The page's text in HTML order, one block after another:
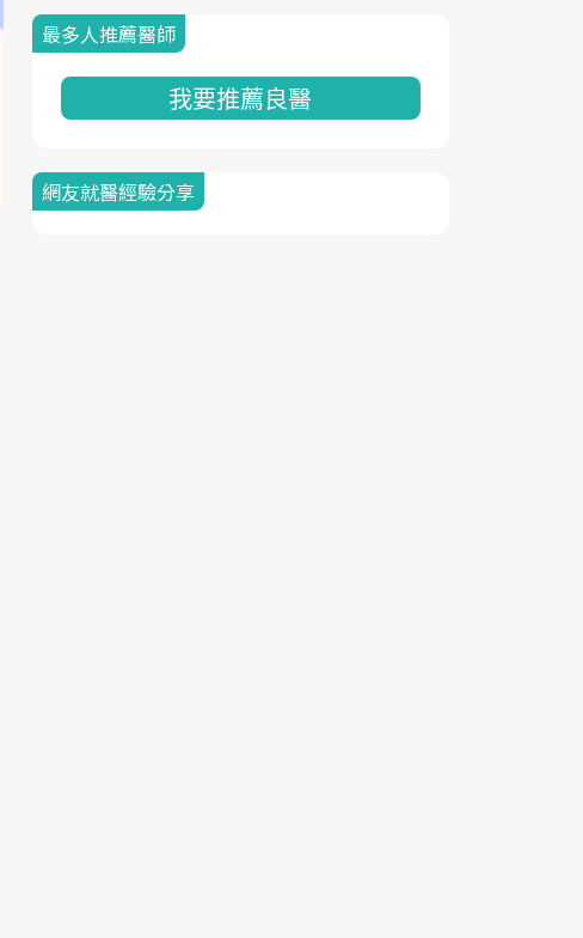
最多人推薦醫師
我要推薦良醫
網友就醫經驗分享